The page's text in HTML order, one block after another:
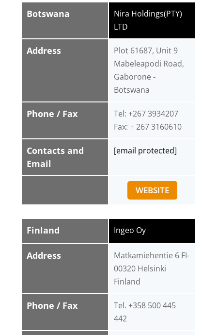
Botswana
Address
Phone / Fax
Contacts and
Email
Nira Holdings(PTY)
LTD
Plot 61687, Unit 9
Mabeleapodi Road,
Gaborone -
Botswana
Tel: +267 3934207
Fax: + 267 3160610
[email protected]
WEBSITE
Finland
Address
Phone / Fax
Ingeo Oy
Matkamiehentie 6 FI-
00320 Helsinki
Finland
Tel. +358 500 445
442